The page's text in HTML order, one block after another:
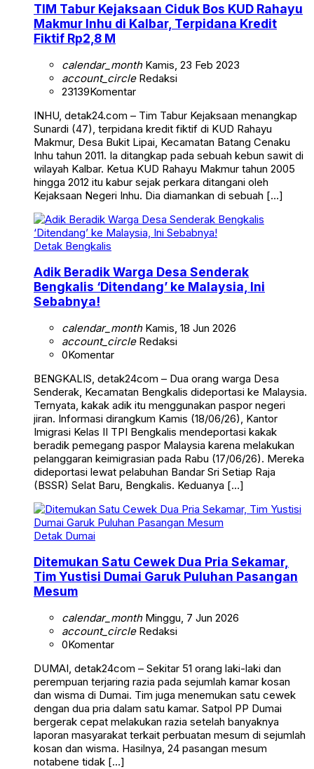
TIM Tabur Kejaksaan Ciduk Bos KUD Rahayu
Makmur Inhu di Kalbar, Terpidana Kredit
Fiktif Rp2,8 M
calendar_monthKamis, 23 Feb 2023
account_circleRedaksi
23139Komentar
INHU, detak24.com – Tim Tabur Kejaksaan menangkap
Sunardi (47), terpidana kredit fiktif di KUD Rahayu
Makmur, Desa Bukit Lipai, Kecamatan Batang Cenaku
Inhu tahun 2011. Ia ditangkap pada sebuah kebun sawit di
wilayah Kalbar. Ketua KUD Rahayu Makmur tahun 2005
hingga 2012 itu kabur sejak perkara ditangani oleh
Kejaksaan Negeri Inhu. Dia diamankan di sebuah […]
Detak Bengkalis
Adik Beradik Warga Desa Senderak
Bengkalis ‘Ditendang’ ke Malaysia, Ini
Sebabnya!
calendar_monthKamis, 18 Jun 2026
account_circleRedaksi
0Komentar
BENGKALIS, detak24com – Dua orang warga Desa
Senderak, Kecamatan Bengkalis dideportasi ke Malaysia.
Ternyata, kakak adik itu menggunakan paspor negeri
jiran. Informasi dirangkum Kamis (18/06/26), Kantor
Imigrasi Kelas II TPI Bengkalis mendeportasi kakak
beradik pemegang paspor Malaysia karena melakukan
pelanggaran keimigrasian pada Rabu (17/06/26). Mereka
dideportasi lewat pelabuhan Bandar Sri Setiap Raja
(BSSR) Selat Baru, Bengkalis. Keduanya […]
Detak Dumai
Ditemukan Satu Cewek Dua Pria Sekamar,
Tim Yustisi Dumai Garuk Puluhan Pasangan
Mesum
calendar_monthMinggu, 7 Jun 2026
account_circleRedaksi
0Komentar
DUMAI, detak24com – Sekitar 51 orang laki-laki dan
perempuan terjaring razia pada sejumlah kamar kosan
dan wisma di Dumai. Tim juga menemukan satu cewek
dengan dua pria dalam satu kamar. Satpol PP Dumai
bergerak cepat melakukan razia setelah banyaknya
laporan masyarakat terkait perbuatan mesum di sejumlah
kosan dan wisma. Hasilnya, 24 pasangan mesum
notabene tidak […]